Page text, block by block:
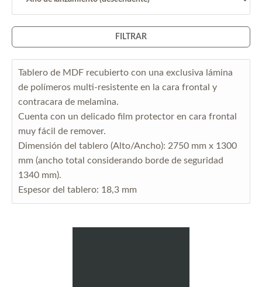
FILTRAR
Tablero de MDF recubierto con una exclusiva lámina
de polímeros multi-resistente en la cara frontal y
contracara de melamina.
Cuenta con un delicado film protector en cara frontal
muy fácil de remover.
Dimensión del tablero (Alto/Ancho): 2750 mm x 1300
mm (ancho total considerando borde de seguridad
1340 mm).
Espesor del tablero: 18,3 mm